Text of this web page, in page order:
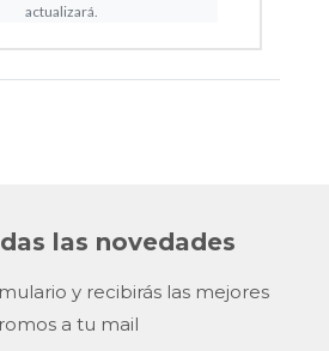
actualizará.
las novedades
y recibirás las mejores
a tu mail